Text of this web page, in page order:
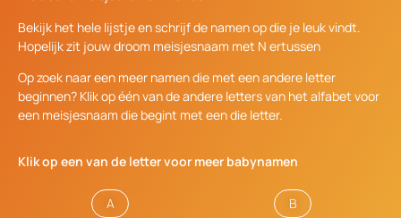
Bekijk het hele lijstje en schrijf de namen op die je leuk vindt.
Hopelijk zit jouw droom meisjesnaam met N ertussen
Op zoek naar een meer namen die met een andere letter
beginnen? Klik op één van de andere letters van het alfabet voor
een meisjesnaam die begint met een die letter.
Klik op een van de letter voor meer babynamen
A B